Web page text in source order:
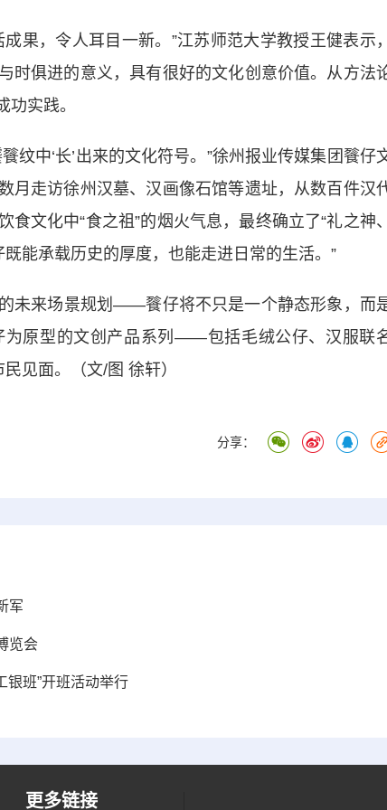
，令人耳目一新。”江苏师范大学教授王健表示，
时俱进的意义，具有很好的文化创意价值。从方法
实践。
中‘长’出来的文化符号。”徐州报业传媒集团餮仔
月走访徐州汉墓、汉画像石馆等遗址，从数百件汉
文化中“食之祖”的烟火气息，最终确立了“礼之神、
能承载历史的厚度，也能走进日常的生活。”
来场景规划——餮仔将不只是一个静态形象，而
为原型的文创产品系列——包括毛绒公仔、汉服联
见面。（文/图 徐轩）
分享：
军
览会
银班”开班活动举行
更多链接